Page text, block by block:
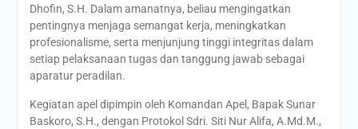
Dhofin, S.H. Dalam amanatnya, beliau mengingatkan
pentingnya menjaga semangat kerja, meningkatkan
profesionalisme, serta menjunjung tinggi integritas dalam
setiap pelaksanaan tugas dan tanggung jawab sebagai
aparatur peradilan.
Kegiatan apel dipimpin oleh Komandan Apel, Bapak Sunar
Baskoro, S.H., dengan Protokol Sdri. Siti Nur Alifa, A.Md.M.,